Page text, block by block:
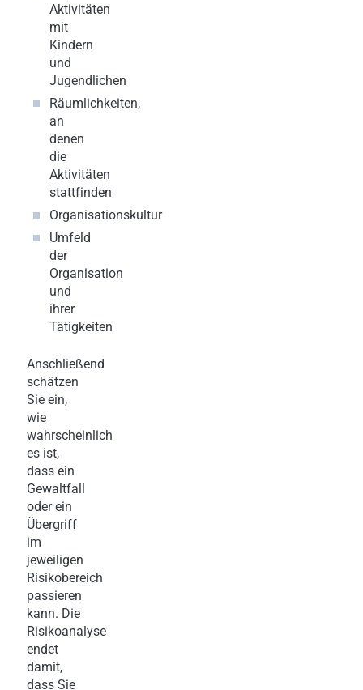
Aktivitäten
mit
Kindern
und
Jugendlichen
Räumlichkeiten,
an
denen
die
Aktivitäten
stattfinden
Organisationskultur
Umfeld
der
Organisation
und
ihrer
Tätigkeiten
Anschließend
schätzen
Sie ein,
wie
wahrscheinlich
es ist,
dass ein
Gewaltfall
oder ein
Übergriff
im
jeweiligen
Risikobereich
passieren
kann. Die
Risikoanalyse
endet
damit,
dass Sie